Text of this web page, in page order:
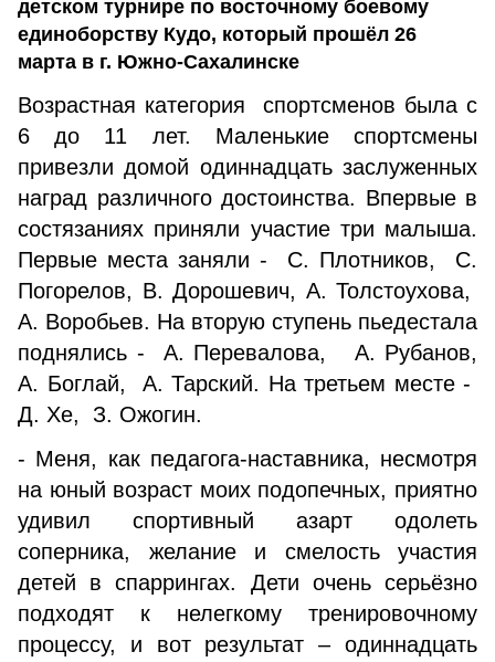
детском турнире по восточному боевому
единоборству Кудо, который прошёл 26
марта в г. Южно-Сахалинске
Возрастная категория спортсменов была с
6 до 11 лет. Маленькие спортсмены
привезли домой одиннадцать заслуженных
наград различного достоинства. Впервые в
состязаниях приняли участие три малыша.
Первые места заняли - С. Плотников, С.
Погорелов, В. Дорошевич, А. Толстоухова,
А. Воробьев. На вторую ступень пьедестала
поднялись - А. Перевалова, А. Рубанов,
А. Боглай, А. Тарский. На третьем месте -
Д. Хе, З. Ожогин.
- Меня, как педагога-наставника, несмотря
на юный возраст моих подопечных, приятно
удивил спортивный азарт одолеть
соперника, желание и смелость участия
детей в спаррингах. Дети очень серьёзно
подходят к нелегкому тренировочному
процессу, и вот результат – одиннадцать